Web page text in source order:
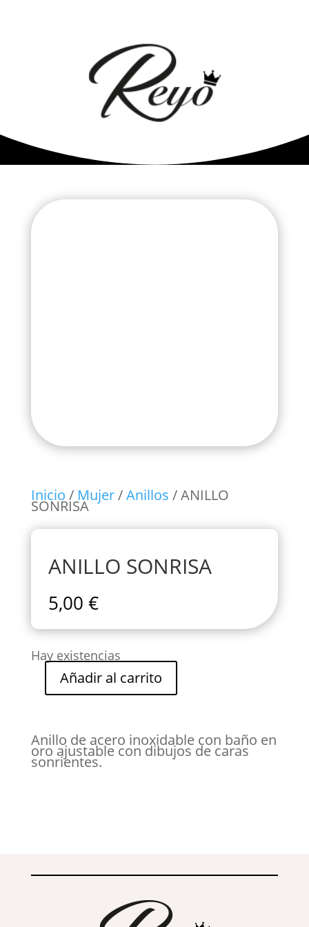
Inicio / Mujer/Anillos / ANILLO
SONRISA
ANILLO SONRISA
5,00 €
Hay existencias
ANILLO
SONRISA
Añadir al carrito
Anillo de acero inoxidable con baño en
oro ajustable con dibujos de caras
sonrientes.